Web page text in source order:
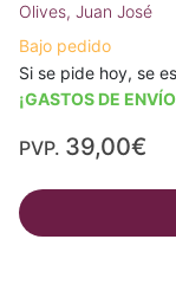
Olives, Juan José
Bajo pedido
Si se pide hoy, se
¡GASTOS DE
PVP. 39,00€